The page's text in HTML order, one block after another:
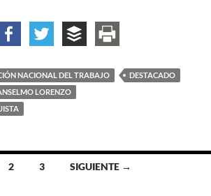
a preservar la memoria libertaria
NACIONAL DEL TRABAJO
DESTACADO
LORENZO
2 3 SIGUIENTE →